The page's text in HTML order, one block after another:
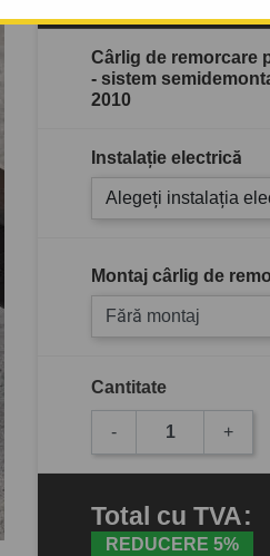
Cârlig de remorcare
- sistem
2010
Instalație electrică
Alegeți instalația
Montaj cârlig de
Fără montaj
Cantitate
- +
Total cu TVA:
REDUCERE 5%